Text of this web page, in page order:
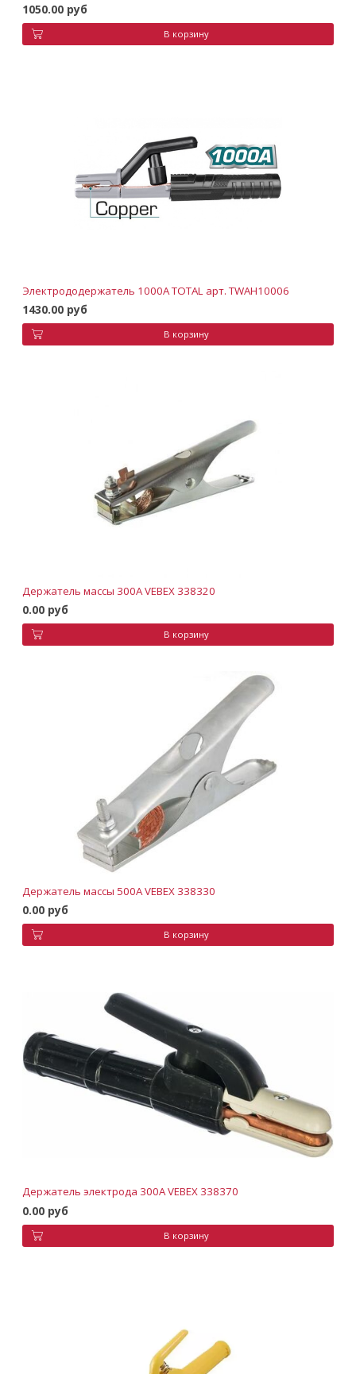
1050.00 руб
В корзину
Электрододержатель 1000А TOTAL арт. TWAH10006
1430.00 руб
В корзину
Держатель массы 300А VEBEX 338320
0.00 руб
В корзину
Держатель массы 500А VEBEX 338330
0.00 руб
В корзину
Держатель электрода 300А VEBEX 338370
0.00 руб
В корзину